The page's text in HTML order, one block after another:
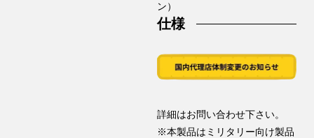
ン）
仕様
詳細はお問い合わせ下さい。
※本製品はミリタリー向け製品